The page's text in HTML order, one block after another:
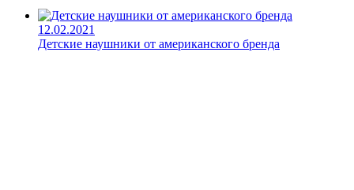
12.02.2021
Детские наушники от американского бренда